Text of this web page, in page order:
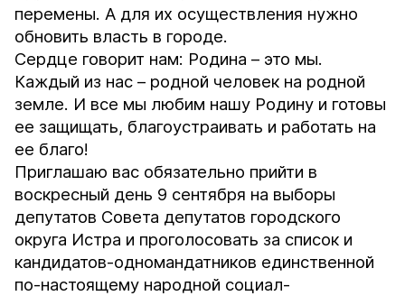
перемены. А для их осуществления нужно
обновить власть в городе.
Сердце говорит нам: Родина – это мы.
Каждый из нас – родной человек на родной
земле. И все мы любим нашу Родину и готовы
ее защищать, благоустраивать и работать на
ее благо!
Приглашаю вас обязательно прийти в
воскресный день 9 сентября на выборы
депутатов Совета депутатов городского
округа Истра и проголосовать за список и
кандидатов-одномандатников единственной
по-настоящему народной социал-